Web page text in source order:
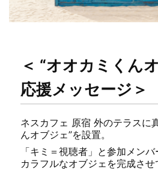
＜ “オオカミくん
応援メッセージ＞
ネスカフェ 原宿 外のテラスに
んオブジェ”を設置。
「キミ＝視聴者」と参加メン
カラフルなオブジェを完成させ